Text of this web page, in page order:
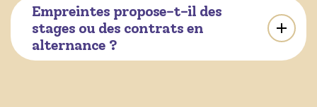
Empreintes propose-t-il des
stages ou des contrats en
alternance ?